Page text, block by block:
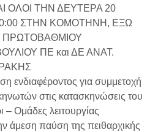
ΟΛΟΙ ΤΗΝ ΔΕΥΤΕΡΑ 20
10:00 ΣΤΗΝ ΚΟΜΟΤΗΝΗ, ΕΞΩ
ΠΕ και ΔΕ ΑΝΑΤ.
ενδιαφέροντος για συμμετοχή
στις κατασκηνώσεις του
Ομάδες λειτουργίας
άμεση παύση της πειθαρχικής